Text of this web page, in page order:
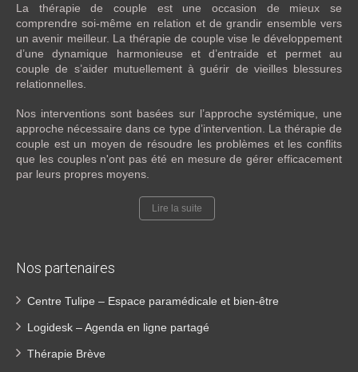
La thérapie de couple est une occasion de mieux se
comprendre soi-même en relation et de grandir ensemble vers
un avenir meilleur. La thérapie de couple vise le développement
d’une dynamique harmonieuse et d’entraide et permet au
couple de s’aider mutuellement à guérir de vieilles blessures
relationnelles.
Nos interventions sont basées sur l’approche systémique, une
approche nécessaire dans ce type d’intervention. La thérapie de
couple est un moyen de résoudre les problèmes et les conflits
que les couples n'ont pas été en mesure de gérer efficacement
par leurs propres moyens.
Lire la suite
Nos partenaires
Centre Tulipe – Espace paramédicale et bien-être
Logidesk – Agenda en ligne partagé
Thérapie Brève